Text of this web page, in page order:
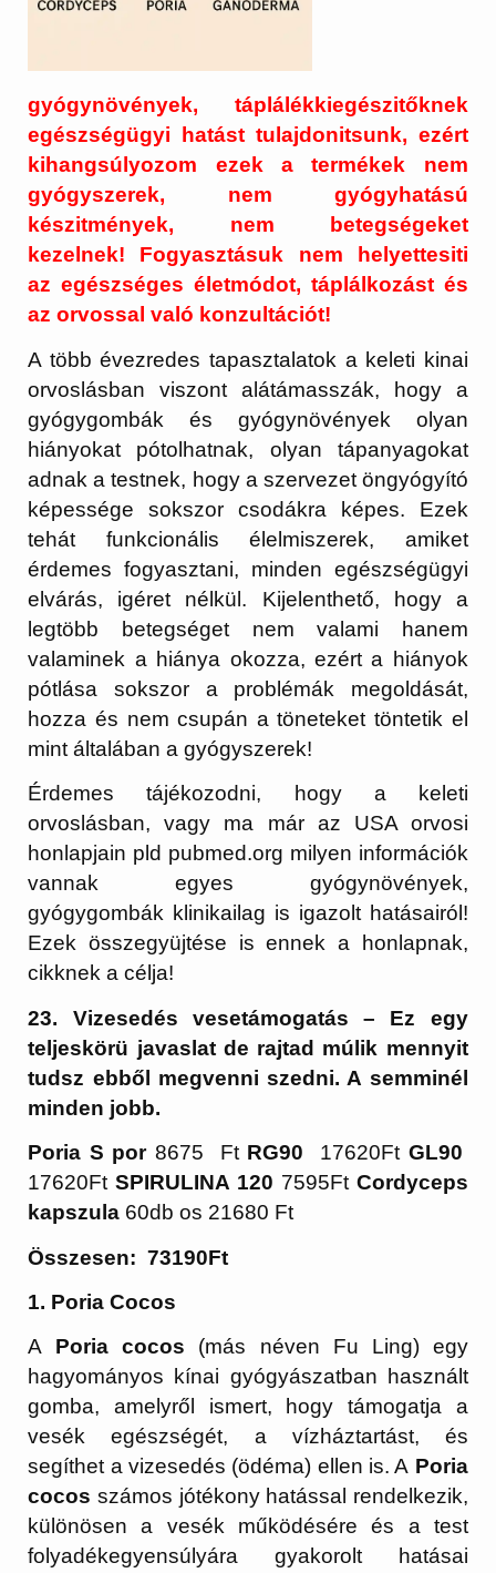
gyógynövények, táplálékkiegészitőknek
egészségügyi hatást tulajdonitsunk, ezért
kihangsúlyozom ezek a termékek nem
gyógyszerek, nem gyógyhatású
készitmények, nem betegségeket
kezelnek! Fogyasztásuk nem helyettesiti
az egészséges életmódot, táplálkozást és
az orvossal való konzultációt!
A több évezredes tapasztalatok a keleti kinai
orvoslásban viszont alátámasszák, hogy a
gyógygombák és gyógynövények olyan
hiányokat pótolhatnak, olyan tápanyagokat
adnak a testnek, hogy a szervezet öngyógyító
képessége sokszor csodákra képes. Ezek
tehát funkcionális élelmiszerek, amiket
érdemes fogyasztani, minden egészségügyi
elvárás, igéret nélkül. Kijelenthető, hogy a
legtöbb betegséget nem valami hanem
valaminek a hiánya okozza, ezért a hiányok
pótlása sokszor a problémák megoldását,
hozza és nem csupán a töneteket töntetik el
mint általában a gyógyszerek!
Érdemes tájékozodni, hogy a keleti
orvoslásban, vagy ma már az USA orvosi
honlapjain pld pubmed.org milyen információk
vannak egyes gyógynövények,
gyógygombák klinikailag is igazolt hatásairól!
Ezek összegyüjtése is ennek a honlapnak,
cikknek a célja!
23. Vizesedés vesetámogatás – Ez egy
teljeskörü javaslat de rajtad múlik mennyit
tudsz ebből megvenni szedni. A semminél
minden jobb.
Poria S por8675 Ft RG90 17620Ft GL90
17620FtSPIRULINA 120 7595Ft Cordyceps
kapszula 60db os 21680 Ft
Összesen: 73190Ft
1. Poria Cocos
A Poria cocos (más néven Fu Ling) egy
hagyományos kínai gyógyászatban használt
gomba, amelyről ismert, hogy támogatja a
vesék egészségét, a vízháztartást, és
segíthet a vizesedés (ödéma) ellen is. A Poria
cocos számos jótékony hatással rendelkezik,
különösen a vesék működésére és a test
folyadékegyensúlyára gyakorolt hatásai